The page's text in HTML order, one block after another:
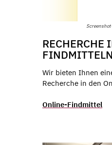
RECHERCHE
FINDMITTELN
Wir bieten Ihnen
Recherche in den
Online-Findmittel